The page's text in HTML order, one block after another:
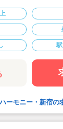
ッフによる勤務実
い！とご好評をいた
ープならではの充
生活共に充実でき
ープ福利厚生充実
備（社会保険、健康
金）
充実（定期研修、ス
制度（借り上げ社宅
給食あります
ーモニー・新宿の